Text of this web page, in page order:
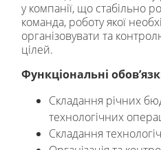
у компанії, що стабільно
команда, роботу якої
організовувати та
цілей.
Функціональні
Складання річних
технологічних
Складання